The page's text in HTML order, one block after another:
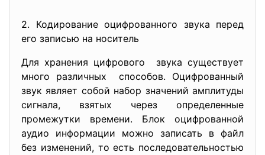
2. Кодирование оцифрованного звука перед
его записью на носитель
Для хранения цифрового звука существует
много различных способов. Оцифрованный
звук являет собой набор значений амплитуды
сигнала, взятых через определенные
промежутки времени. Блок оцифрованной
аудио информации можно записать в файл
без изменений, то есть последовательностью